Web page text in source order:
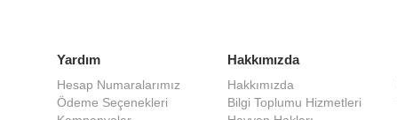
Yardım
Hesap Numaralarımız
Ödeme Seçenekleri
Hakkımızda
Hakkımızda
Bilgi Toplumu Hizmetleri